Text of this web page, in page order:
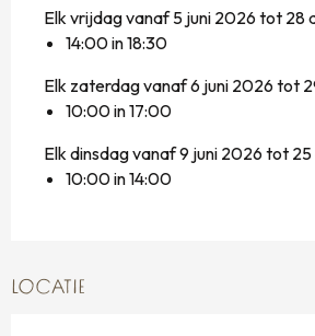
Elk vrijdag vanaf 5 juni 2026 tot 28
14:00 in 18:30
Elk zaterdag vanaf 6 juni 2026 tot
10:00 in 17:00
Elk dinsdag vanaf 9 juni 2026 tot
10:00 in 14:00
LOCATIE